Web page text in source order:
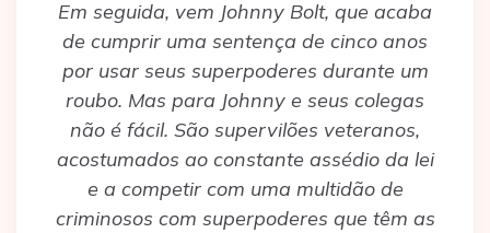
Em seguida, vem Johnny Bolt, que acaba
de cumprir uma sentença de cinco anos
por usar seus superpoderes durante um
roubo. Mas para Johnny e seus colegas
não é fácil. São supervilões veteranos,
acostumados ao constante assédio da lei
e a competir com uma multidão de
criminosos com superpoderes que têm as